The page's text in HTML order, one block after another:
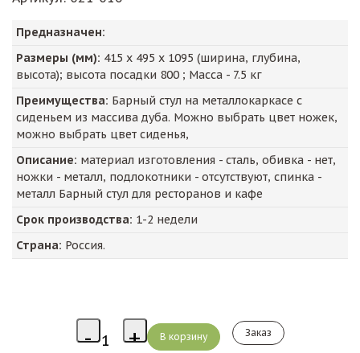
Предназначен:
Размеры (мм): 415 х 495 х 1095 (ширина, глубина,
высота); высота посадки 800 ; Масса - 7.5 кг
Преимущества: Барный стул на металлокаркасе с
сиденьем из массива дуба. Можно выбрать цвет ножек,
можно выбрать цвет сиденья,
Описание: материал изготовления - сталь, обивка - нет,
ножки - металл, подлокотники - отсутствуют, спинка -
металл Барный стул для ресторанов и кафе
Срок производства: 1-2 недели
Страна: Россия.
Заказ